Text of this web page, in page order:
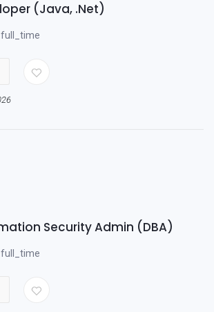
(Java, .Net)
full_time
Security Admin (DBA)
full_time